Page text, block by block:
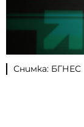
Снимка: БГНЕС